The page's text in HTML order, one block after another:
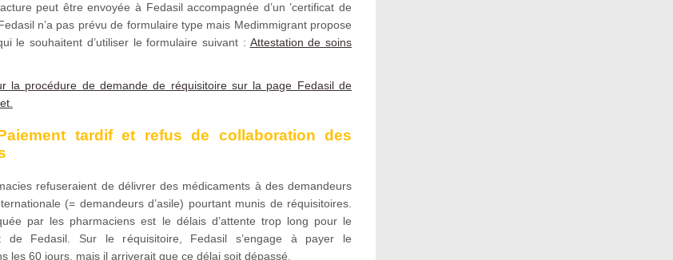
peut être envoyée à Fedasil accompagnée d’un ’certificat de
n’a pas prévu de formulaire type mais Medimmigrant propose
le souhaitent d’utiliser le formulaire suivant : Attestation de soins
la procédure de demande de réquisitoire sur la page Fedasil de
tardif et refus de collaboration des
refuseraient de délivrer des médicaments à des demandeurs
(= demandeurs d’asile) pourtant munis de réquisitoires.
par les pharmaciens est le délais d’attente trop long pour le
de Fedasil. Sur le réquisitoire, Fedasil s’engage à payer le
les 60 jours, mais il arriverait que ce délai soit dépassé.